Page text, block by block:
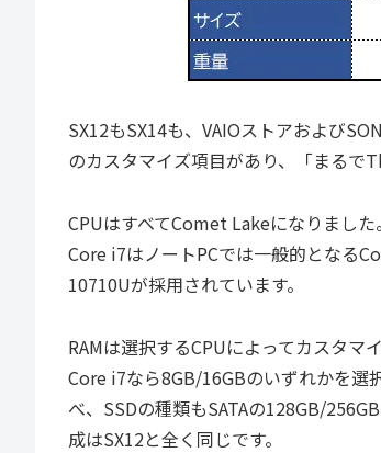
SX12もSX14も、VAIOストアおよび
のカスタマイズ項目があり、「まるで
CPUはすべてComet Lakeになりまし
Core i7はノートPCでは一般的となる
10710Uが採用されています。
RAMは選択するCPUによってカスタ
Core i7なら8GB/16GBのいずれかを選
べ、SSDの種類もSATAの128GB/
成はSX12と全く同じです。